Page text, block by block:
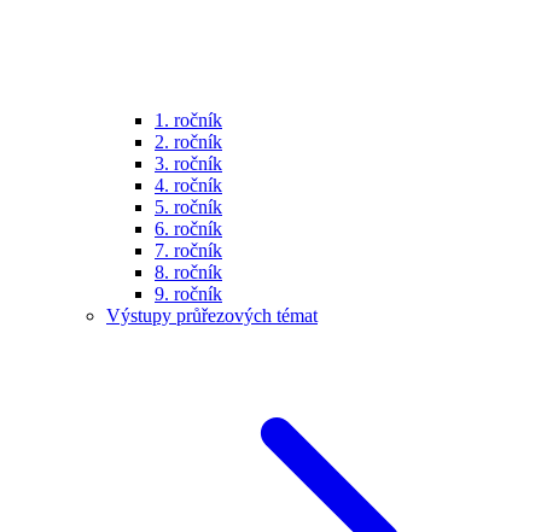
1. ročník
2. ročník
3. ročník
4. ročník
5. ročník
6. ročník
7. ročník
8. ročník
9. ročník
Výstupy průřezových témat